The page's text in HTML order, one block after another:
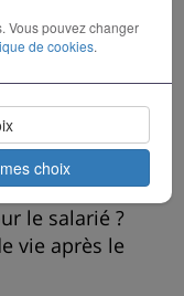
Vous pouvez changer
de cookies.
choix
promesse de
qui promet à
long de sa vie
l’existant et
le salarié ?
vie après le